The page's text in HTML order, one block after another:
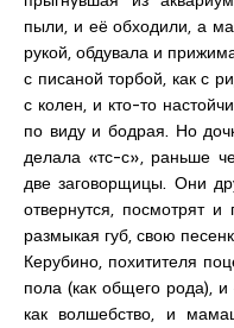
пыли, и её обходили, а
рукой, обдувала и
с писаной торбой, как с
с колен, и кто-то
по виду и бодрая. Но
делала «тс-с», раньше
две заговорщицы. Они
отвернутся, посмотрят
размыкая губ, свою
Керубино, похитителя
пола (как общего рода),
как волшебство, и